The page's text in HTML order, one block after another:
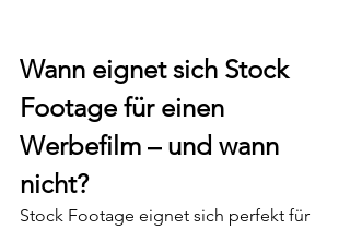
Wann eignet sich Stock
Footage für einen
Werbefilm – und wann
nicht?
Stock Footage eignet sich perfekt für